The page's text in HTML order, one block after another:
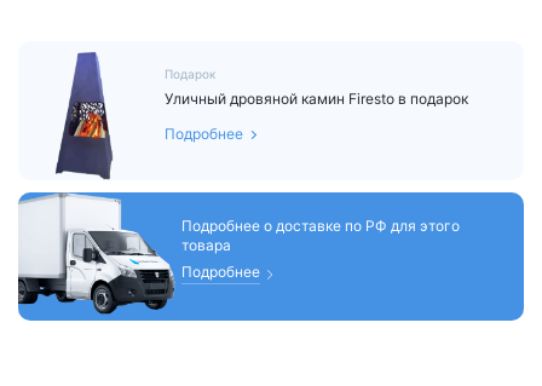
Подарок
Уличный дровяной камин Firesto в подарок
Подробнее
Подробнее о доставке по РФ для этого
товара
Подробнее